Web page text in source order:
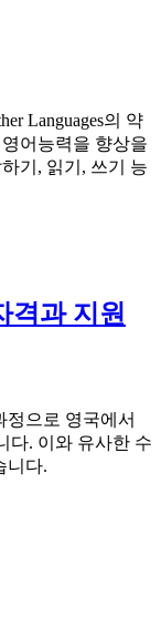
Languages의 약
어능력을 향상을
기, 읽기, 쓰기 능
격과 지원
정으로 영국에서
다. 이와 유사한 수
니다.